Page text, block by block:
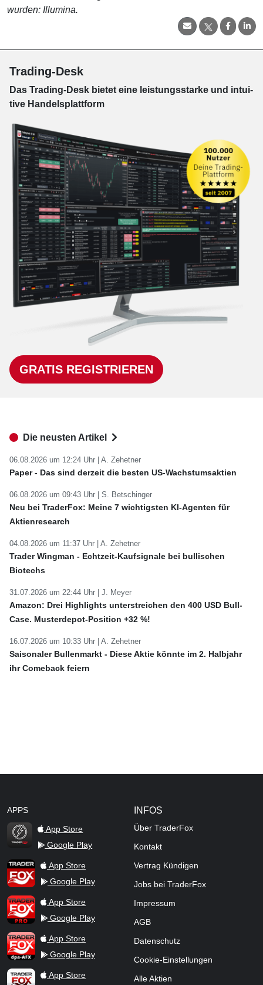
wurden: Illumina.
Trading-Desk
Das Trading-Desk bie­tet eine leis­tungs­star­ke und in­tui­
tive Han­dels­platt­form
GRATIS REGISTRIEREN
Die neusten Artikel
06.08.2026 um 12:24 Uhr | A. Zehetner
Paper - Das sind derzeit die besten US-Wachstumsaktien
06.08.2026 um 09:43 Uhr | S. Betschinger
Neu bei TraderFox: Meine 7 wichtigsten KI-Agenten für
Aktienresearch
04.08.2026 um 11:37 Uhr | A. Zehetner
Trader Wingman - Echtzeit-Kaufsignale bei bullischen
Biotechs
31.07.2026 um 22:44 Uhr | J. Meyer
Amazon: Drei Highlights unterstreichen den 400 USD Bull-
Case. Musterdepot-Position +32 %!
16.07.2026 um 10:33 Uhr | A. Zehetner
Saisonaler Bullenmarkt - Diese Aktie könnte im 2. Halbjahr
ihr Comeback feiern
APPS
TraderFox Flash
App Store
Google Play
TraderFox AppApp Store
Google Play
TraderFox ProApp Store
Google Play
TraderFox dpa-AFX ProFeed
App Store
Google Play
TraderFox Live Trading
App Store
INFOS
Über TraderFox
Kontakt
Vertrag Kündigen
Jobs bei TraderFox
Impressum
AGB
Datenschutz
Cookie-Einstellungen
Alle Aktien